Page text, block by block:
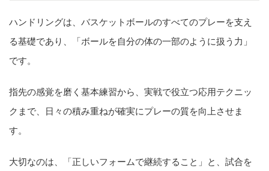
ハンドリングは、バスケットボールのすべてのプレーを支え
る基礎であり、「ボールを自分の体の一部のように扱う力」
です。
指先の感覚を磨く基本練習から、実戦で役立つ応用テクニッ
クまで、日々の積み重ねが確実にプレーの質を向上させま
す。
大切なのは、「正しいフォームで継続すること」と、試合を